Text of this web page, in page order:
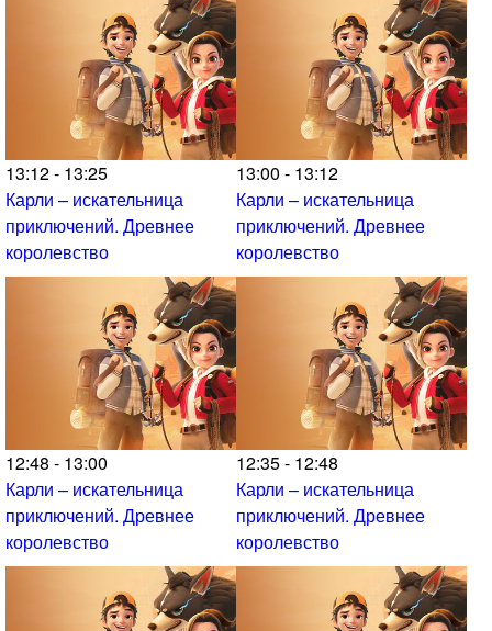
13:12 - 13:25
Карли – искательница
приключений. Древнее
королевство
13:00 - 13:12
Карли – искательница
приключений. Древнее
королевство
12:48 - 13:00
Карли – искательница
приключений. Древнее
королевство
12:35 - 12:48
Карли – искательница
приключений. Древнее
королевство